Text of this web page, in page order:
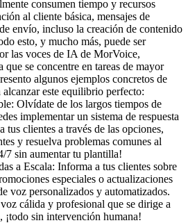
consumen tiempo y recursos
al cliente básica, mensajes de
envío, incluso la creación de contenido
esto, y mucho más, puede ser
las voces de IA de MorVoice,
que se concentre en tareas de mayor
algunos ejemplos concretos de
este equilibrio perfecto:
Olvídate de los largos tiempos de
implementar un sistema de respuesta
clientes a través de las opciones,
y resuelva problemas comunes al
7 sin aumentar tu plantilla!
a Escala: Informa a tus clientes sobre
especiales o actualizaciones
voz personalizados y automatizados.
cálida y profesional que se dirige a
¡todo sin intervención humana!